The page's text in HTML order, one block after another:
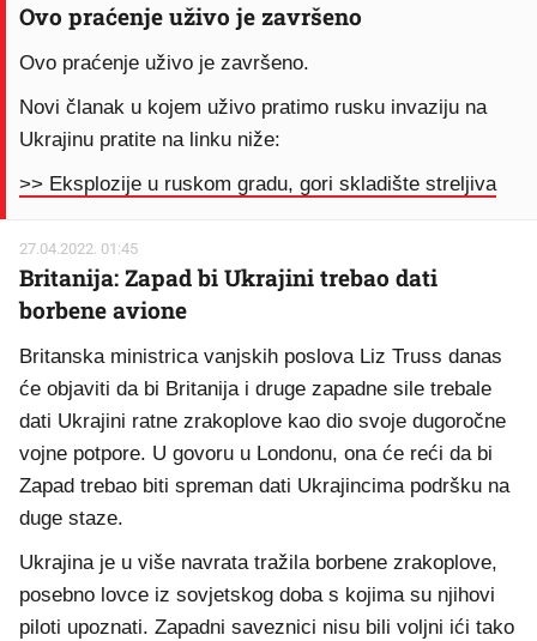
Ovo praćenje uživo je završeno
Ovo praćenje uživo je završeno.
Novi članak u kojem uživo pratimo rusku invaziju na
Ukrajinu pratite na linku niže:
>> Eksplozije u ruskom gradu, gori skladište streljiva
27.04.2022. 01:45
Britanija: Zapad bi Ukrajini trebao dati
borbene avione
Britanska ministrica vanjskih poslova Liz Truss danas
će objaviti da bi Britanija i druge zapadne sile trebale
dati Ukrajini ratne zrakoplove kao dio svoje dugoročne
vojne potpore. U govoru u Londonu, ona će reći da bi
Zapad trebao biti spreman dati Ukrajincima podršku na
duge staze.
Ukrajina je u više navrata tražila borbene zrakoplove,
posebno lovce iz sovjetskog doba s kojima su njihovi
piloti upoznati. Zapadni saveznici nisu bili voljni ići tako